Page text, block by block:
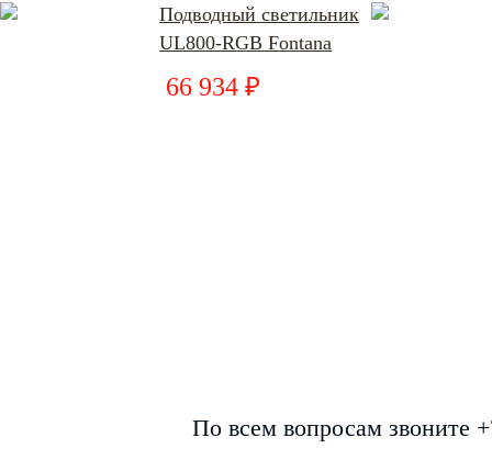
Подводный светильник
UL800-RGB Fontana
66 934 ₽
По всем вопросам звоните